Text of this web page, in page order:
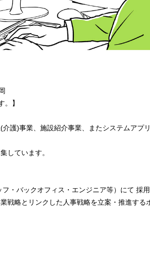
。】
護)事業、施設紹介事業、またシステムアプ
しています。
・バックオフィス・エンジニア等）にて 採用
戦略とリンクした人事戦略を立案・推進する